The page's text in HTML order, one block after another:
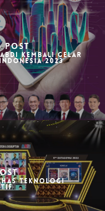
Post
Kembali Gelar
2023
Teknologi